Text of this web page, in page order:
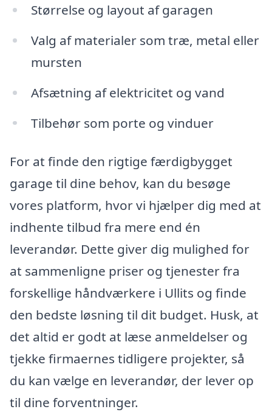
Størrelse og layout af garagen
Valg af materialer som træ, metal eller
mursten
Afsætning af elektricitet og vand
Tilbehør som porte og vinduer
For at finde den rigtige færdigbygget
garage til dine behov, kan du besøge
vores platform, hvor vi hjælper dig med at
indhente tilbud fra mere end én
leverandør. Dette giver dig mulighed for
at sammenligne priser og tjenester fra
forskellige håndværkere i Ullits og finde
den bedste løsning til dit budget. Husk, at
det altid er godt at læse anmeldelser og
tjekke firmaernes tidligere projekter, så
du kan vælge en leverandør, der lever op
til dine forventninger.